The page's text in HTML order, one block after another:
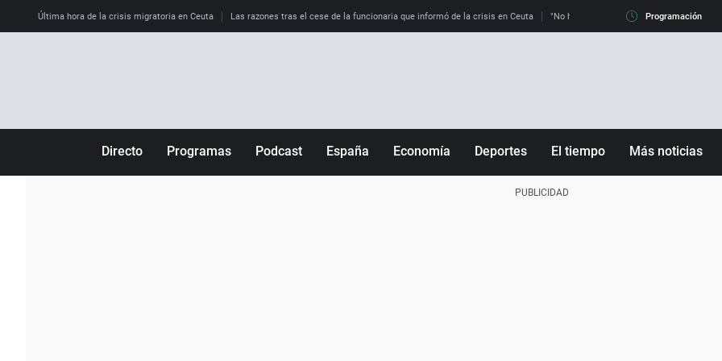
Última hora de la crisis migratoria en Ceuta Las razones tras el cese de la funcionaria que informó de la crisis en Ceuta "No hay mafias, que no nos engañen":
Programación
Directo Programas Podcast España Economía Deportes El tiempo Más noticias